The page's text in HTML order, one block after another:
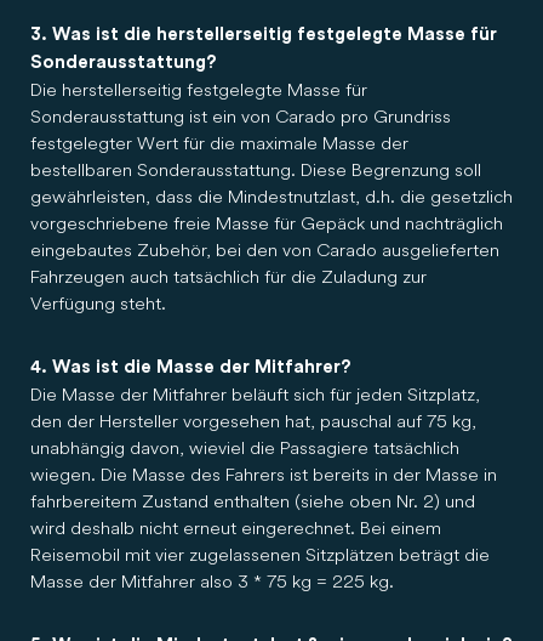
3. Was ist die herstellerseitig festgelegte Masse für
Sonderausstattung?
Die herstellerseitig festgelegte Masse für
Sonderausstattung ist ein von Carado pro Grundriss
festgelegter Wert für die maximale Masse der
bestellbaren Sonderausstattung. Diese Begrenzung soll
gewährleisten, dass die Mindestnutzlast, d.h. die gesetzlich
vorgeschriebene freie Masse für Gepäck und nachträglich
eingebautes Zubehör, bei den von Carado ausgelieferten
Fahrzeugen auch tatsächlich für die Zuladung zur
Verfügung steht.
4. Was ist die Masse der Mitfahrer?
Die Masse der Mitfahrer beläuft sich für jeden Sitzplatz,
den der Hersteller vorgesehen hat, pauschal auf 75 kg,
unabhängig davon, wieviel die Passagiere tatsächlich
wiegen. Die Masse des Fahrers ist bereits in der Masse in
fahrbereitem Zustand enthalten (siehe oben Nr. 2) und
wird deshalb nicht erneut eingerechnet. Bei einem
Reisemobil mit vier zugelassenen Sitzplätzen beträgt die
Masse der Mitfahrer also 3 * 75 kg = 225 kg.